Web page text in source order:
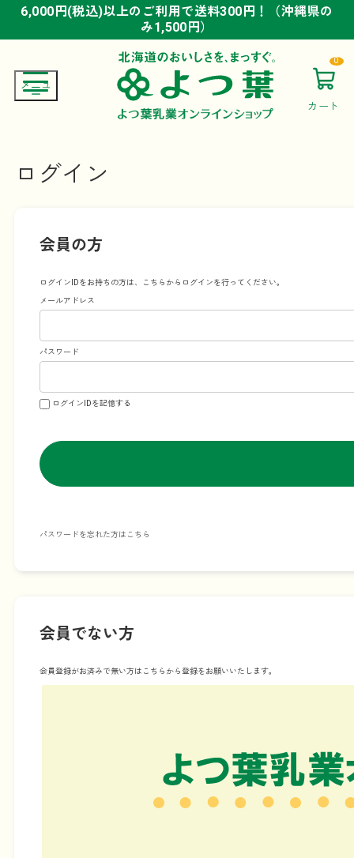
6,000円(税込)以上のご利用で送料300円！（沖縄県の
み1,500円）
6,000円(税込)以上のご利用で送料300円！（沖縄県の
み1,500円）
6,000円(税込)以上のご利用で送料300円！（沖縄県の
み1,500円）
カート
0
ログイン
会員の方
ログインIDをお持ちの方は、こちらからログインを行ってください。
メールアドレス
パスワード
ログインIDを記憶する
パスワードを忘れた方はこちら
会員でない方
会員登録がお済みで無い方はこちらから登録をお願いいたします。